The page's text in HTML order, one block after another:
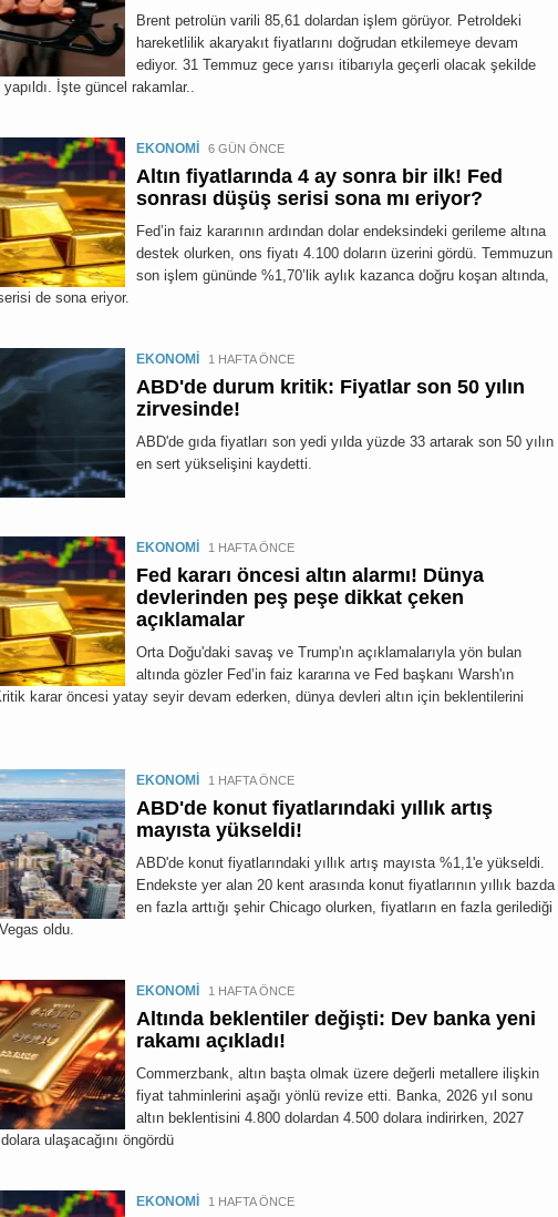
Brent petrolün varili 85,61 dolardan işlem görüyor. Petroldeki
hareketlilik akaryakıt fiyatlarını doğrudan etkilemeye devam
ediyor. 31 Temmuz gece yarısı itibarıyla geçerli olacak şekilde
İşte güncel rakamlar..
EKONOMİ 6 GÜN ÖNCE
Altın fiyatlarında 4 ay sonra bir ilk! Fed
sonrası düşüş serisi sona mı eriyor?
Fed’in faiz kararının ardından dolar endeksindeki gerileme altına
destek olurken, ons fiyatı 4.100 doların üzerini gördü. Temmuzun
son işlem gününde %1,70’lik aylık kazanca doğru koşan altında,
de sona eriyor.
EKONOMİ 1 HAFTA ÖNCE
ABD'de durum kritik: Fiyatlar son 50 yılın
zirvesinde!
ABD'de gıda fiyatları son yedi yılda yüzde 33 artarak son 50 yılın
en sert yükselişini kaydetti.
EKONOMİ 1 HAFTA ÖNCE
Fed kararı öncesi altın alarmı! Dünya
devlerinden peş peşe dikkat çeken
açıklamalar
Orta Doğu'daki savaş ve Trump'ın açıklamalarıyla yön bulan
altında gözler Fed’in faiz kararına ve Fed başkanı Warsh'ın
karar öncesi yatay seyir devam ederken, dünya devleri altın için beklentilerini
EKONOMİ 1 HAFTA ÖNCE
ABD'de konut fiyatlarındaki yıllık artış
mayısta yükseldi!
ABD'de konut fiyatlarındaki yıllık artış mayısta %1,1'e yükseldi.
Endekste yer alan 20 kent arasında konut fiyatlarının yıllık bazda
en fazla arttığı şehir Chicago olurken, fiyatların en fazla gerilediği
oldu.
EKONOMİ 1 HAFTA ÖNCE
Altında beklentiler değişti: Dev banka yeni
rakamı açıkladı!
Commerzbank, altın başta olmak üzere değerli metallere ilişkin
fiyat tahminlerini aşağı yönlü revize etti. Banka, 2026 yıl sonu
altın beklentisini 4.800 dolardan 4.500 dolara indirirken, 2027
ulaşacağını öngördü
EKONOMİ 1 HAFTA ÖNCE